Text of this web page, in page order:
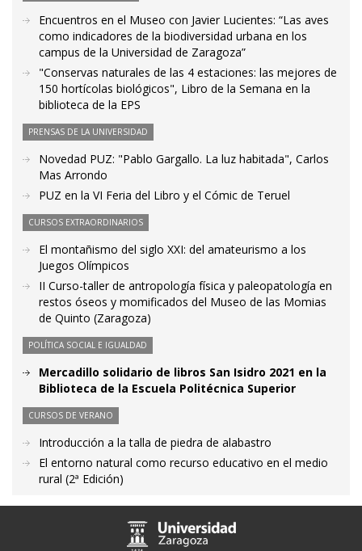
Encuentros en el Museo con Javier Lucientes: “Las aves
como indicadores de la biodiversidad urbana en los
campus de la Universidad de Zaragoza”
"Conservas naturales de las 4 estaciones: las mejores de
150 hortícolas biológicos", Libro de la Semana en la
biblioteca de la EPS
PRENSAS DE LA UNIVERSIDAD
Novedad PUZ: "Pablo Gargallo. La luz habitada", Carlos
Mas Arrondo
PUZ en la VI Feria del Libro y el Cómic de Teruel
CURSOS EXTRAORDINARIOS
El montañismo del siglo XXI: del amateurismo a los
Juegos Olímpicos
II Curso-taller de antropología física y paleopatología en
restos óseos y momificados del Museo de las Momias
de Quinto (Zaragoza)
POLÍTICA SOCIAL E IGUALDAD
Mercadillo solidario de libros San Isidro 2021 en la
Biblioteca de la Escuela Politécnica Superior
CURSOS DE VERANO
Introducción a la talla de piedra de alabastro
El entorno natural como recurso educativo en el medio
rural (2ª Edición)